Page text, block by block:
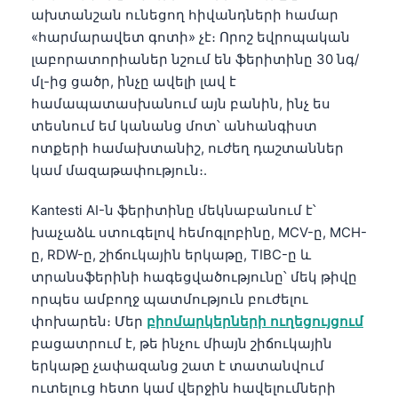
ախտանշան ունեցող հիվանդների համար
«հարմարավետ գոտի» չէ։ Որոշ եվրոպական
լաբորատորիաներ նշում են ֆերիտինը 30 նգ/
մլ-ից ցածր, ինչը ավելի լավ է
համապատասխանում այն բանին, ինչ ես
տեսնում եմ կանանց մոտ՝ անհանգիստ
ոտքերի համախտանիշ, ուժեղ դաշտաններ
կամ մազաթափություն։.
Kantesti AI-ն ֆերիտինը մեկնաբանում է՝
խաչաձև ստուգելով հեմոգլոբինը, MCV-ը, MCH-
ը, RDW-ը, շիճուկային երկաթը, TIBC-ը և
տրանսֆերինի հագեցվածությունը՝ մեկ թիվը
որպես ամբողջ պատմություն բուժելու
փոխարեն։ Մեր բիոմարկերների ուղեցույցում
բացատրում է, թե ինչու միայն շիճուկային
երկաթը չափազանց շատ է տատանվում
ուտելուց հետո կամ վերջին հավելումների